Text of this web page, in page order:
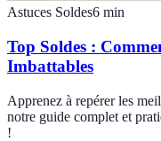
Astuces Soldes6 min
Top Soldes :
Imbattables
Apprenez à repérer les
notre guide complet et
!